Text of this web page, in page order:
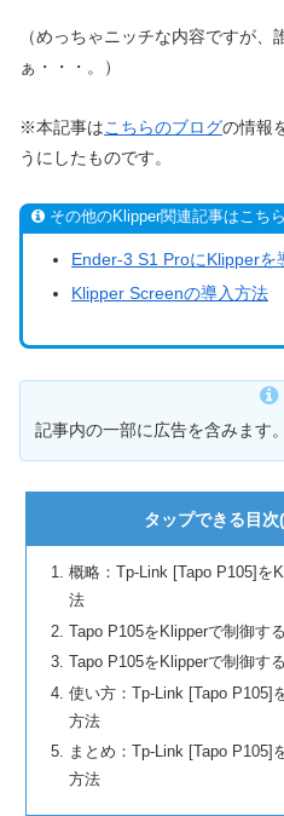
（めっちゃニッチな内容ですが、
ぁ・・・。）
※本記事はこちらのブログの情報
うにしたものです。
その他のKlipper関連記事はこちら
Ender-3 S1 ProにKlipperを
Klipper Screenの導入方法
記事内の一部に広告を含みます。
タップできる目次
概略：Tp-Link [Tapo P105]を
法
Tapo P105をKlipperで制御す
Tapo P105をKlipperで制御す
使い方：Tp-Link [Tapo P105]
方法
まとめ：Tp-Link [Tapo P105]
方法